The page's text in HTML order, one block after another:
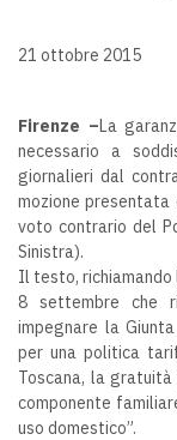
21 ottobre 2015
Firenze –La
necessario a
giornalieri dal
mozione presentata
voto contrario del
Sinistra).
Il testo,
8 settembre che
impegnare la
per una politica
Toscana, la
componente
uso domestico”.